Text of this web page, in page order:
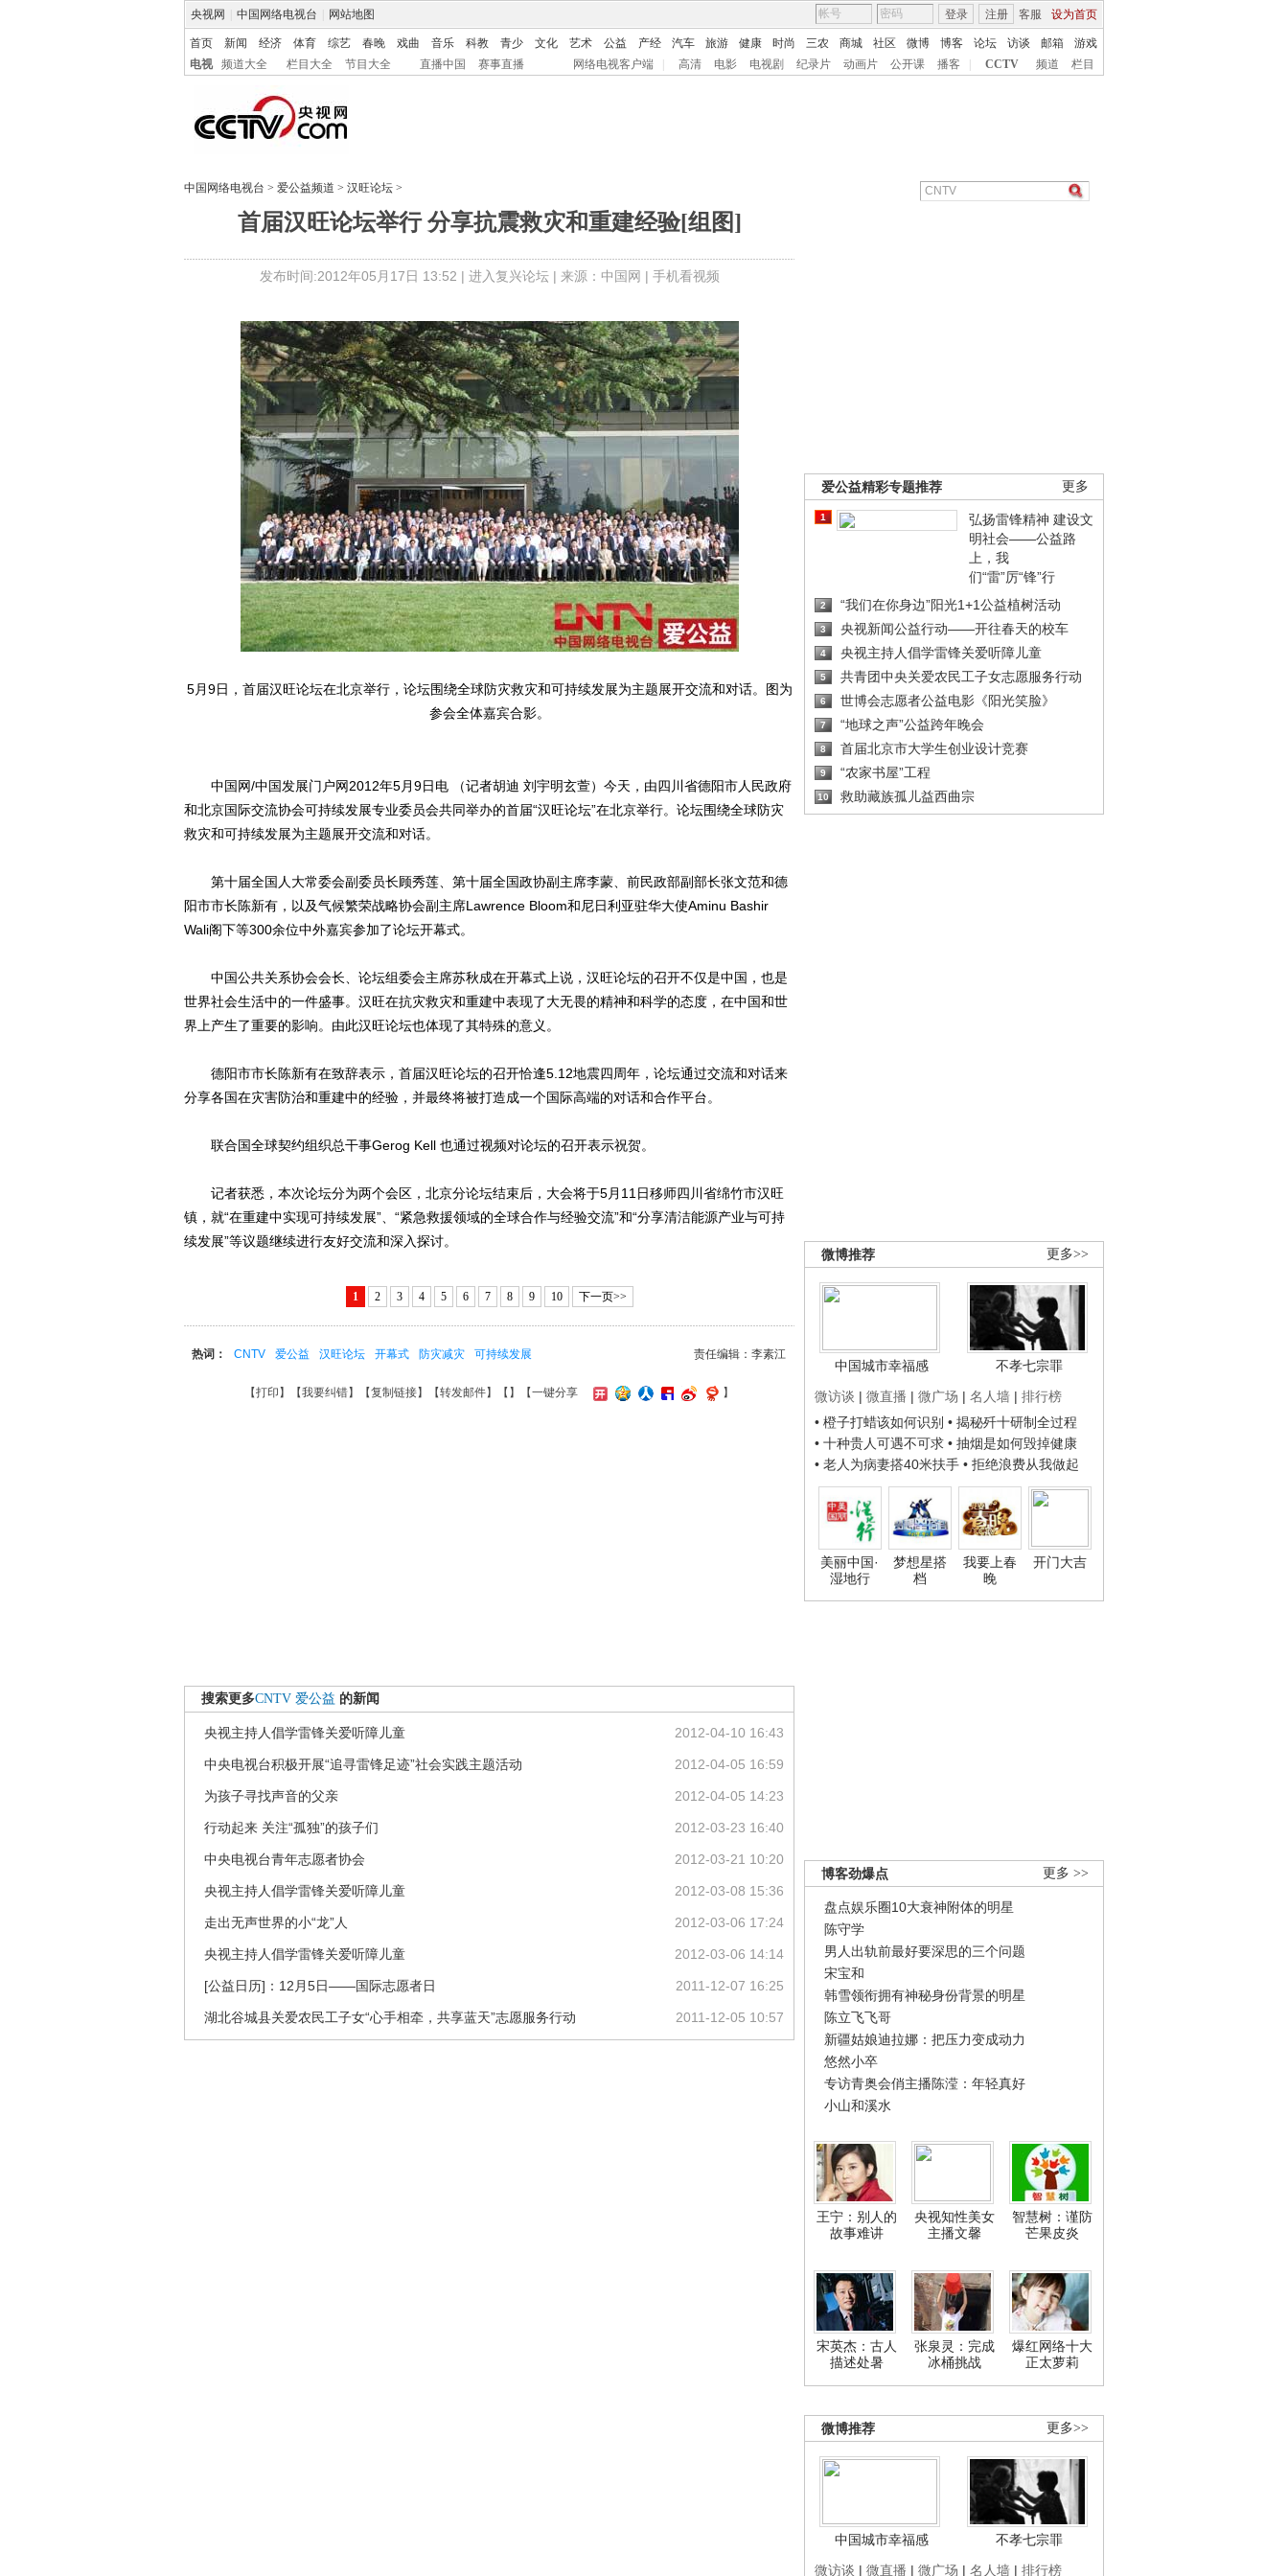
央视网 中国网络电视台 网站地图 客服 设为首页
登录 注册
首页 新闻 经济 体育 综艺 春晚 戏曲 音乐 科教 青少 文化 艺术 公益 产经 汽车 旅游 健康 时尚 三农 商城 社区 微博 博客 论坛 访谈 邮箱
游戏
电视
频道大全 栏目大全 节目大全 直播中国 赛事直播 网络电视客户端 高清 电影 电视剧 纪录片 动画片 公开课 播客 CCTV 频道 栏目
中国网络电视台 > 爱公益频道 > 汉旺论坛 >
首届汉旺论坛举行 分享抗震救灾和重建经验[组图]
发布时间:2012年05月17日 13:52 | 进入复兴论坛| 来源：中国网 | 手机看视频
更多
爱公益精彩专题推荐
1
弘扬雷锋精神 建设文
明社会——公益路
上，我
们“雷”厉“锋”行
2 “我们在你身边”阳光1+1公益植树活动
3 央视新闻公益行动——开往春天的校车
4 央视主持人倡学雷锋关爱听障儿童
5 共青团中央关爱农民工子女志愿服务行动
6 世博会志愿者公益电影《阳光笑脸》
7 “地球之声”公益跨年晚会
8 首届北京市大学生创业设计竞赛
9 “农家书屋”工程
10 救助藏族孤儿益西曲宗
更多>>
微博推荐
中国城市幸福感
不孝七宗罪
微访谈 | 微直播 | 微广场 | 名人墙 | 排行榜
• 橙子打蜡该如何识别 • 揭秘歼十研制全过程
• 十种贵人可遇不可求 • 抽烟是如何毁掉健康
• 老人为病妻搭40米扶手 • 拒绝浪费从我做起
美丽中国·
湿地行
梦想星搭
档
我要上春
晚
开门大吉
更多 >>
博客劲爆点
盘点娱乐圈10大衰神附体的明星
陈守学
男人出轨前最好要深思的三个问题
宋宝和
韩雪领衔拥有神秘身份背景的明星
陈立飞飞哥
新疆姑娘迪拉娜：把压力变成动力
悠然小卒
专访青奥会俏主播陈滢：年轻真好
小山和溪水
王宁：别人的
故事难讲
央视知性美女
主播文馨
智慧树：谨防
芒果皮炎
宋英杰：古人
描述处暑
张泉灵：完成
冰桶挑战
爆红网络十大
正太萝莉
更多>>
微博推荐
中国城市幸福感
不孝七宗罪
微访谈 | 微直播 | 微广场 | 名人墙 | 排行榜
5月9日，首届汉旺论坛在北京举行，论坛围绕全球防灾救灾和可持续发展为主题展开交流和对话。图为
参会全体嘉宾合影。
中国网/中国发展门户网2012年5月9日电 （记者胡迪 刘宇明玄萱）今天，由四川省德阳市人民政府
和北京国际交流协会可持续发展专业委员会共同举办的首届“汉旺论坛”在北京举行。论坛围绕全球防灾
救灾和可持续发展为主题展开交流和对话。
第十届全国人大常委会副委员长顾秀莲、第十届全国政协副主席李蒙、前民政部副部长张文范和德
阳市市长陈新有，以及气候繁荣战略协会副主席Lawrence Bloom和尼日利亚驻华大使Aminu Bashir
Wali阁下等300余位中外嘉宾参加了论坛开幕式。
中国公共关系协会会长、论坛组委会主席苏秋成在开幕式上说，汉旺论坛的召开不仅是中国，也是
世界社会生活中的一件盛事。汉旺在抗灾救灾和重建中表现了大无畏的精神和科学的态度，在中国和世
界上产生了重要的影响。由此汉旺论坛也体现了其特殊的意义。
德阳市市长陈新有在致辞表示，首届汉旺论坛的召开恰逢5.12地震四周年，论坛通过交流和对话来
分享各国在灾害防治和重建中的经验，并最终将被打造成一个国际高端的对话和合作平台。
联合国全球契约组织总干事Gerog Kell 也通过视频对论坛的召开表示祝贺。
记者获悉，本次论坛分为两个会区，北京分论坛结束后，大会将于5月11日移师四川省绵竹市汉旺
镇，就“在重建中实现可持续发展”、“紧急救援领域的全球合作与经验交流”和“分享清洁能源产业与可持
续发展”等议题继续进行友好交流和深入探讨。
1 2 3 4 5 6 7 8 9 10 下一页>>
责任编辑：李素江
热词： CNTV 爱公益 汉旺论坛 开幕式 防灾减灾 可持续发展
【打印 】【我要纠错】【复制链接】【转发邮件】【 】 【一键分享 】
搜索更多CNTV 爱公益 的新闻
2012-04-10 16:43
央视主持人倡学雷锋关爱听障儿童
2012-04-05 16:59
中央电视台积极开展“追寻雷锋足迹”社会实践主题活动
2012-04-05 14:23
为孩子寻找声音的父亲
2012-03-23 16:40
行动起来 关注“孤独”的孩子们
2012-03-21 10:20
中央电视台青年志愿者协会
2012-03-08 15:36
央视主持人倡学雷锋关爱听障儿童
2012-03-06 17:24
走出无声世界的小“龙”人
2012-03-06 14:14
央视主持人倡学雷锋关爱听障儿童
2011-12-07 16:25
[公益日历]：12月5日——国际志愿者日
2011-12-05 10:57
湖北谷城县关爱农民工子女“心手相牵，共享蓝天”志愿服务行动